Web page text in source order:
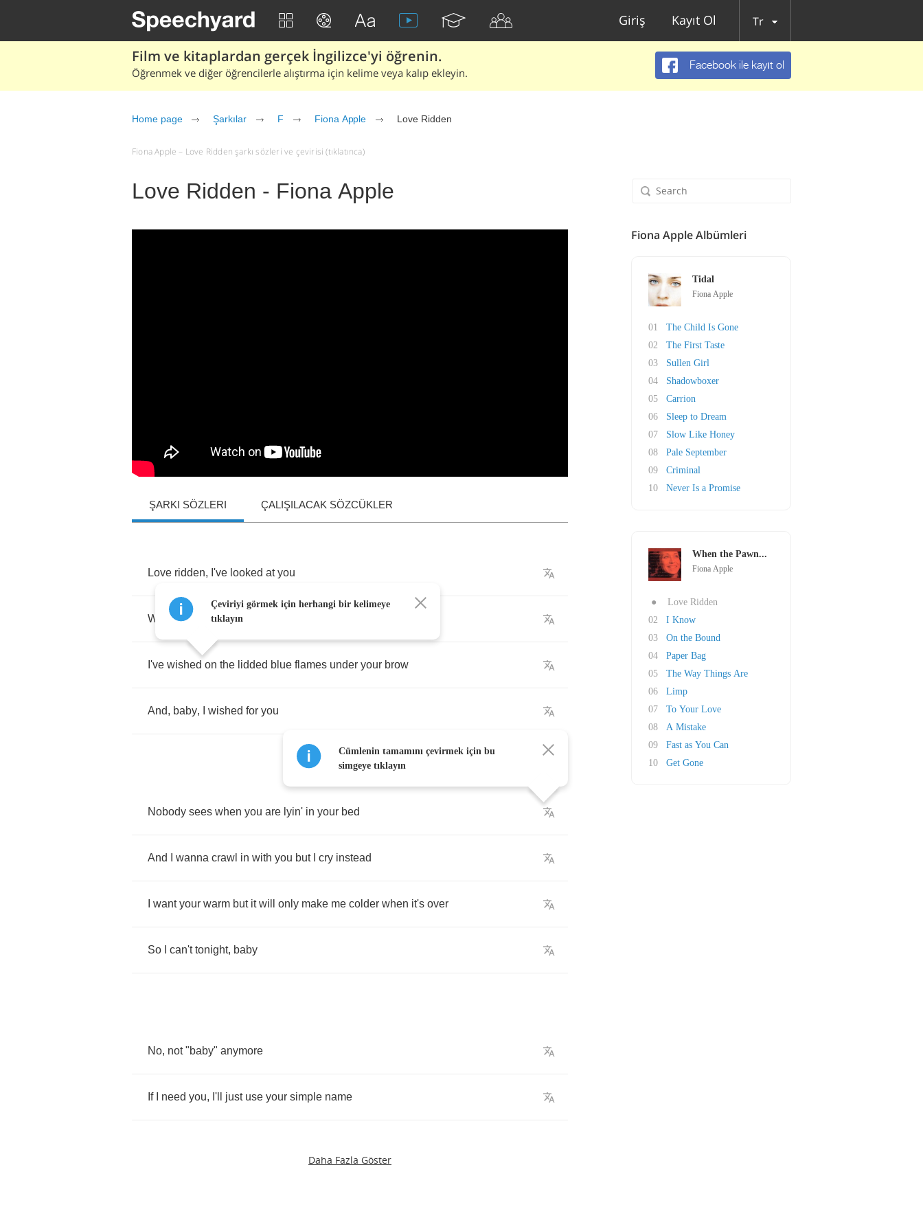
Giriş Kayıt Ol Tr
Film ve kitaplardan gerçek İngilizce'yi öğrenin.
Öğrenmek ve diğer öğrencilerle alıştırma için kelime veya kalıp ekleyin.
Facebook ile kayıt ol
Home page Şarkılar F Fiona Apple Love Ridden
Fiona Apple – Love Ridden şarkı sözleri ve çevirisi (tıklatınca)
Love Ridden - Fiona Apple
ŞARKI SÖZLERI ÇALIŞILACAK SÖZCÜKLER
Love ridden, I've looked at you
With the focus I gave
I've wished on the lidded blue flames under your brow
And, baby, wished for you
Nobody sees when you are lyin' in your bed
And wanna crawl in with you but cry instead
want your warm but it will only make me colder when it's over
So can't tonight, baby
No, not"baby" anymore
If need you, I'll just use your simple name
Daha Fazla Göster
Çeviriyi görmek için herhangi bir kelimeye
tıklayın
Cümlenin tamamını çevirmek için bu
simgeye tıklayın
Fiona Apple Albümleri
Tidal
Fiona Apple
01
The Child Is Gone
02
The First Taste
03
Sullen Girl
04
Shadowboxer
05
Carrion
06
Sleep to Dream
07
Slow Like Honey
08
Pale September
09
Criminal
10
Never Is a Promise
When the Pawn...
Fiona Apple
●
Love Ridden
02
I Know
03
On the Bound
04
Paper Bag
05
The Way Things Are
06
Limp
07
To Your Love
08
A Mistake
09
Fast as You Can
10
Get Gone